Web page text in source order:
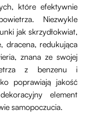
które efektywnie
Niezwykle
jak skrzydłokwiat,
dracena, redukująca
znana ze swojej
z benzenu i
poprawiają jakość
element
samopoczucia.